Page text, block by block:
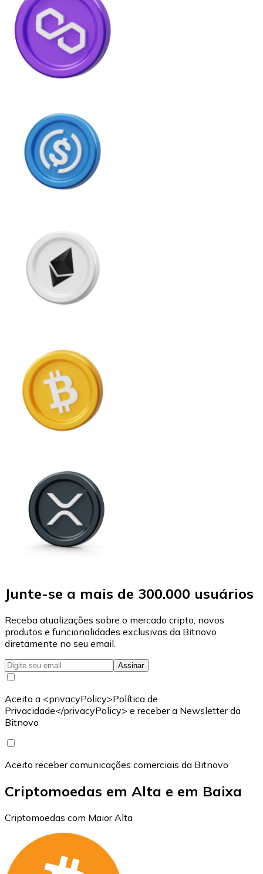
Junte-se a mais de 300.000 usuários
Receba atualizações sobre o mercado cripto, novos
produtos e funcionalidades exclusivas da Bitnovo
diretamente no seu email.
Assinar
Aceito a <privacyPolicy>Política de
Privacidade</privacyPolicy> e receber a Newsletter da
Bitnovo
Aceito receber comunicações comerciais da Bitnovo
Criptomoedas em Alta e em Baixa
Criptomoedas com Maior Alta